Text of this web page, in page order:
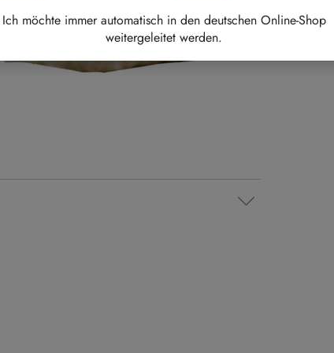
Ich möchte immer automatisch in den deutschen Online-Shop
weitergeleitet werden.